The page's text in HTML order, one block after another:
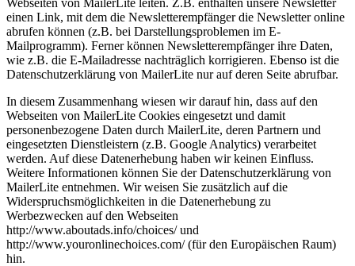
Webseiten von MailerLite leiten. Z.B. enthalten unsere Newsletter
einen Link, mit dem die Newsletterempfänger die Newsletter online
abrufen können (z.B. bei Darstellungsproblemen im E-
Mailprogramm). Ferner können Newsletterempfänger ihre Daten,
wie z.B. die E-Mailadresse nachträglich korrigieren. Ebenso ist die
Datenschutzerklärung von MailerLite nur auf deren Seite abrufbar.
In diesem Zusammenhang wiesen wir darauf hin, dass auf den
Webseiten von MailerLite Cookies eingesetzt und damit
personenbezogene Daten durch MailerLite, deren Partnern und
eingesetzten Dienstleistern (z.B. Google Analytics) verarbeitet
werden. Auf diese Datenerhebung haben wir keinen Einfluss.
Weitere Informationen können Sie der Datenschutzerklärung von
MailerLite entnehmen. Wir weisen Sie zusätzlich auf die
Widerspruchsmöglichkeiten in die Datenerhebung zu
Werbezwecken auf den Webseiten
http://www.aboutads.info/choices/ und
http://www.youronlinechoices.com/ (für den Europäischen Raum)
hin.